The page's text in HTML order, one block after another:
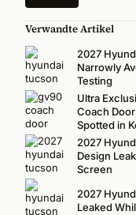
Verwandte Artikel
2027
Narrowly
Testing
Ultra
Coach
Spotted in
2027
Design
Screen
2027
Leaked